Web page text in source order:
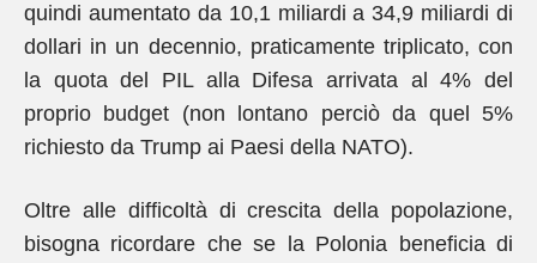
quindi aumentato da 10,1 miliardi a 34,9 miliardi di
dollari in un decennio, praticamente triplicato, con
la quota del PIL alla Difesa arrivata al 4% del
proprio budget (non lontano perciò da quel 5%
richiesto da Trump ai Paesi della NATO).
Oltre alle difficoltà di crescita della popolazione,
bisogna ricordare che se la Polonia beneficia di